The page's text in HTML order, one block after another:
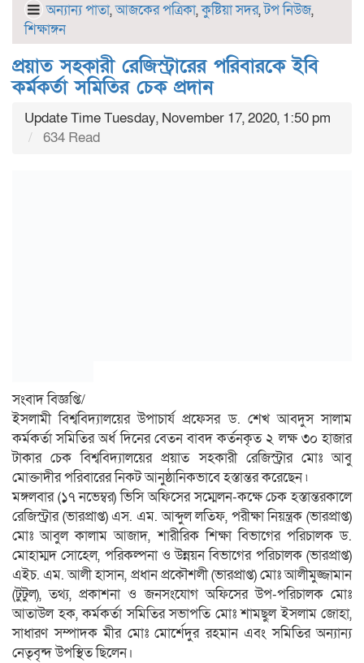
অন্যান্য পাতা,আজকের পত্রিকা,কুষ্টিয়া সদর,টপ নিউজ,
শিক্ষাঙ্গন
প্রয়াত সহকারী রেজিস্ট্রারের পরিবারকে ইবি
কর্মকর্তা সমিতির চেক প্রদান
Update Time Tuesday, November 17, 2020, 1:50 pm
634 Read
সংবাদ বিজ্ঞপ্তি/
ইসলামী বিশ্ববিদ্যালয়ের উপাচার্য প্রফেসর ড. শেখ আবদুস সালাম
কর্মকর্তা সমিতির অর্ধ দিনের বেতন বাবদ কর্তনকৃত ২ লক্ষ ৩০ হাজার
টাকার চেক বিশ্ববিদ্যালয়ের প্রয়াত সহকারী রেজিস্ট্রার মোঃ আবু
মোক্তাদীর পরিবারের নিকট আনুষ্ঠানিকভাবে হস্তান্তর করেছেন ৷
মঙ্গলবার (১৭ নভেম্বর) ভিসি অফিসের সম্মেলন-কক্ষে চেক হস্তান্তরকালে
রেজিস্ট্রার (ভারপ্রাপ্ত) এস. এম. আব্দুল লতিফ, পরীক্ষা নিয়ন্ত্রক (ভারপ্রাপ্ত)
মোঃ আবুল কালাম আজাদ, শারীরিক শিক্ষা বিভাগের পরিচালক ড.
মোহাম্মদ সোহেল, পরিকল্পনা ও উন্নয়ন বিভাগের পরিচালক (ভারপ্রাপ্ত)
এইচ. এম. আলী হাসান, প্রধান প্রকৌশলী (ভারপ্রাপ্ত) মোঃ আলীমুজ্জামান
(টুটুল), তথ্য, প্রকাশনা ও জনসংযোগ অফিসের উপ-পরিচালক মোঃ
আতাউল হক, কর্মকর্তা সমিতির সভাপতি মোঃ শামছুল ইসলাম জোহা,
সাধারণ সম্পাদক মীর মোঃ মোর্শেদুর রহমান এবং সমিতির অন্যান্য
নেতৃবৃন্দ উপস্থিত ছিলেন।